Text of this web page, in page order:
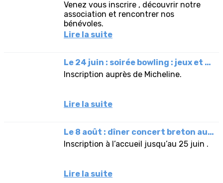
Venez vous inscrire , découvrir notre
association et rencontrer nos
bénévoles.
Lire la suite
Le 24 juin : soirée bowling : jeux et dîner.
Inscription auprès de Micheline.
Lire la suite
Le 8 août : dîner concert breton au Festival Interceltique .
Inscription à l’accueil jusqu’au 25 juin .
Lire la suite